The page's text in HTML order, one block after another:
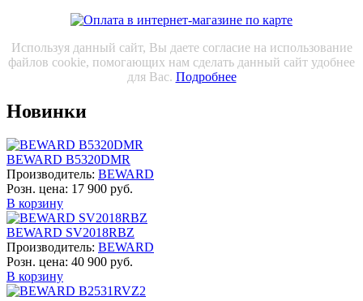
Используя данный сайт, Вы даете согласие на использование
файлов cookie, помогающих нам сделать данный сайт удобнее
для Вас. Подробнее
Новинки
BEWARD B5320DMR
Производитель: BEWARD
Розн. цена: 17 900 руб.
В корзину
BEWARD SV2018RBZ
Производитель: BEWARD
Розн. цена: 40 900 руб.
В корзину